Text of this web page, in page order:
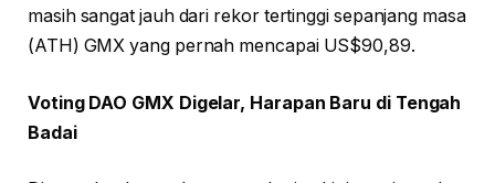
masih sangat jauh dari rekor tertinggi sepanjang masa
(ATH) GMX yang pernah mencapai US$90,89.
Voting DAO GMX Digelar, Harapan Baru di Tengah
Badai